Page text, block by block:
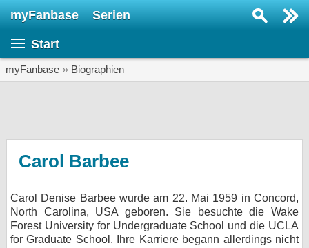
myFanbase Serien
Start
myFanbase » Biographien
Carol Barbee
Carol Denise Barbee wurde am 22. Mai 1959 in Concord,
North Carolina, USA geboren. Sie besuchte die Wake
Forest University for Undergraduate School und die UCLA
for Graduate School. Ihre Karriere begann allerdings nicht
KULTUR
Specials
SERVICE